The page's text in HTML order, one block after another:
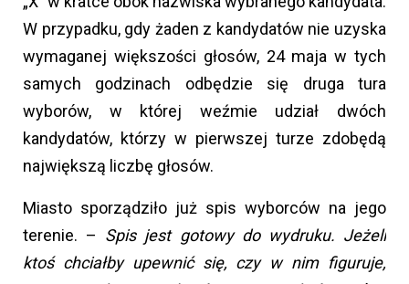
W przypadku, gdy żaden z kandydatów nie uzyska
wymaganej większości głosów, 24 maja w tych
samych godzinach odbędzie się druga tura
wyborów, w której weźmie udział dwóch
kandydatów, którzy w pierwszej turze zdobędą
największą liczbę głosów.
Miasto sporządziło już spis wyborców na jego
terenie. – Spis jest gotowy do wydruku. Jeżeli
ktoś chciałby upewnić się, czy w nim figuruje,